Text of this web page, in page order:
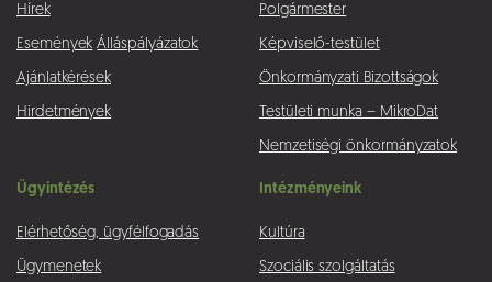
Hírek
Események Álláspályázatok
Ajánlatkérések
Hirdetmények
Polgármester
Képviselő-testület
Önkormányzati Bizottságok
Testületi munka – MikroDat
Nemzetiségi önkormányzatok
Ügyintézés
Elérhetőség, ügyfélfogadás
Ügymenetek
Intézményeink
Kultúra
Szociális szolgáltatás